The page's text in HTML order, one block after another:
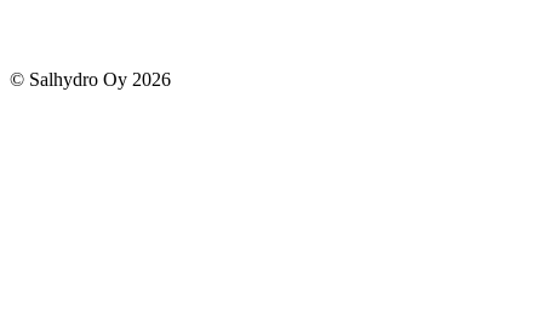
© Salhydro Oy 2026